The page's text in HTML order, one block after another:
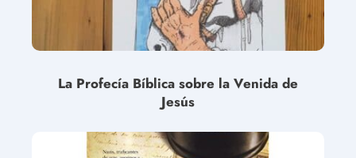
La Profecía Bíblica sobre la Venida de
Jesús